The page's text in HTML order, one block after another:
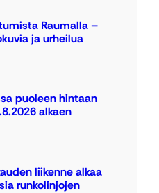
Raumalla –
ja urheilua
puoleen hintaan
alkaen
liikenne alkaa
runkolinjojen